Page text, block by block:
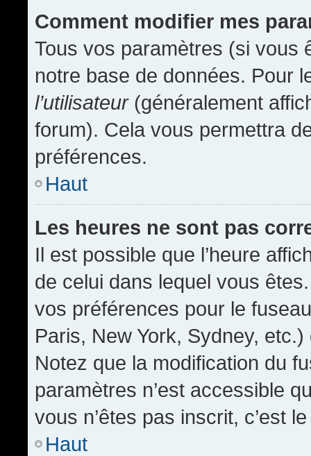
Comment modifier mes
Tous vos paramètres (si vous
notre base de données. Pour
l’utilisateur(généralement
forum). Cela vous permettra
préférences.
Haut
Les heures ne sont pas
Il est possible que l’heure
de celui dans lequel vous
vos préférences pour le
Paris, New York, Sydney,
Notez que la modification du
paramètres n’est accessible
vous n’êtes pas inscrit, c’est
Haut